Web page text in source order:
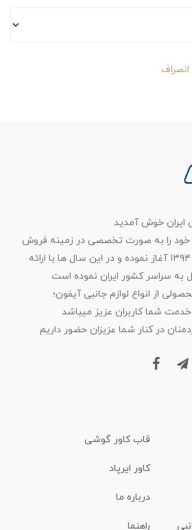
انصراف
ایران خوش آمدید
را به صورت تخصصی در زمینه فروش
لوازم جانبی موبایل از سال ۱۳۹۴ آغاز نموده و در این سال ها با ارائه
به سراسر کشور ایران نموده است
از انواع لوازم جانبی آیفون؛
شما کاربران عزیز میباشد
در کنار شما عزیزان حضور داریم
قاب کاور گوشی
کاور ایرپاد
درباره ما
راهنما